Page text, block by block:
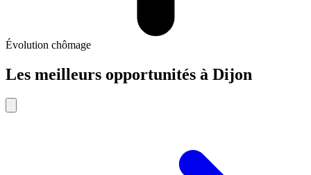
Évolution chômage
Les meilleurs opportunités à Dijon